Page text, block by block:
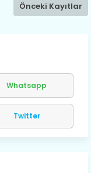
Önceki Kayıtlar
Whatsapp
Twitter